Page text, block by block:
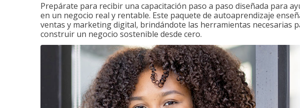
Prepárate para recibir una capacitación paso a paso diseñada para
en un negocio real y rentable. Este paquete de autoaprendizaje
ventas y marketing digital, brindándote las herramientas necesarias
construir un negocio sostenible desde cero.